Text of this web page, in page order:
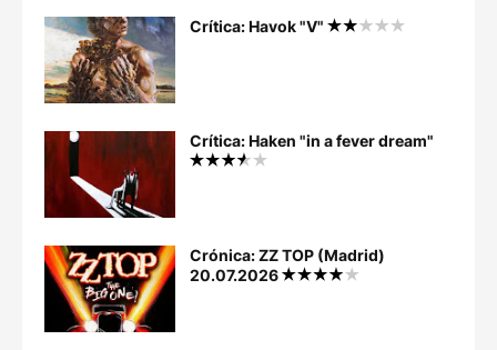
Crítica: Havok "V"
Crítica: Haken "in a fever dream"
Crónica: ZZ TOP (Madrid)
20.07.2026